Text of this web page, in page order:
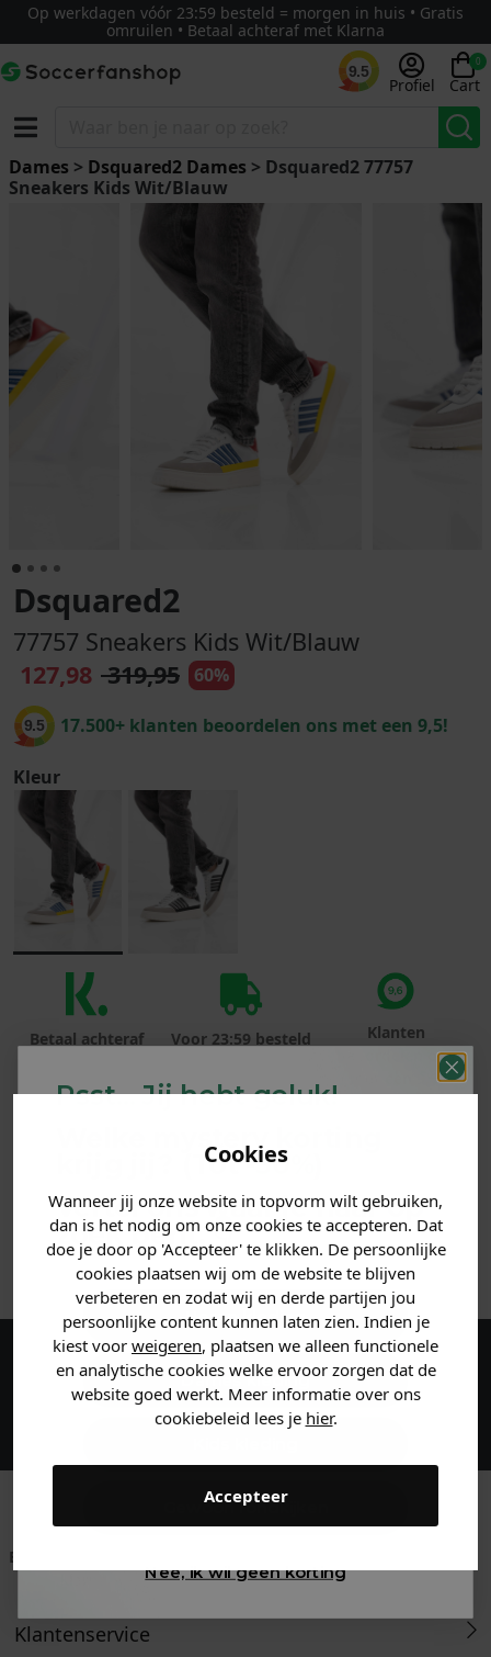
Cookies
Wanneer jij onze website in topvorm wilt gebruiken,
dan is het nodig om onze cookies te accepteren. Dat
doe je door op 'Accepteer' te klikken. De persoonlijke
cookies plaatsen wij om de website te blijven
verbeteren en zodat wij en derde partijen jou
persoonlijke content kunnen laten zien. Indien je
kiest voor weigeren, plaatsen we alleen functionele
en analytische cookies welke ervoor zorgen dat de
website goed werkt. Meer informatie over ons
cookiebeleid lees je hier.
Accepteer
Op werkdagen vóór 23:59 besteld = morgen in huis • Gratis
omruilen • Betaal achteraf met Klarna
9.5
Profiel
0
Cart
Dames > Dsquared2 Dames > Dsquared2 77757
Sneakers Kids Wit/Blauw
Dsquared2
77757 Sneakers Kids Wit/Blauw
127,98 319,95 60%
9.5 17.500+ klanten beoordelen ons met een 9,5!
Kleur
Betaal achteraf
Voor 23:59 besteld
Klanten
beoordelen ons
met een 9,6!
MATERIAAL & WASVOORSCHRIFT
ANDERE BESTELDEN OOK
Maak een account aan en ontvang 5%
korting op je eerste bestelling!
Betaal achteraf met
is morgen in huis!*
ons met een 9,6!
Klantenservice
Psst... Jij hebt geluk!
Welke mystery
krijg jij? (Tot-30%
Vertel ons waar je naar op
zoek bent. 👇
Heren kleding
Dames kleding
Gewoon rondkijken
Nee, ik wil geen korting